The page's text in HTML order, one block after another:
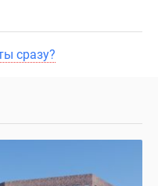
сразу?